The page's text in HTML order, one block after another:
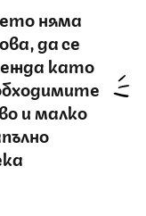
няма
да се
като
и малко